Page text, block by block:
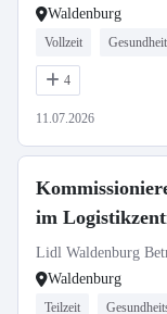
Waldenburg
Vollzeit
4
11.07.2026
im
Lidl Waldenburg
Waldenburg
Teilzeit